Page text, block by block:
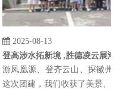
2025-08-13
登高涉水拓新境 ,胜德凌云展鸿图
游凤凰源、登齐云山、探徽州古
这次团建，我们收获了美景、欢